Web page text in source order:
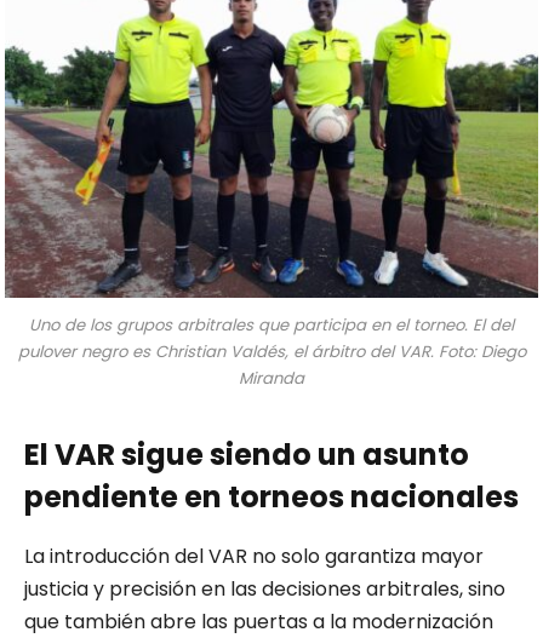
Uno de los grupos arbitrales que participa en el torneo. El del
pulover negro es Christian Valdés, el árbitro del VAR. Foto: Diego
Miranda
El VAR sigue siendo un asunto
pendiente en torneos nacionales
La introducción del VAR no solo garantiza mayor
justicia y precisión en las decisiones arbitrales, sino
que también abre las puertas a la modernización